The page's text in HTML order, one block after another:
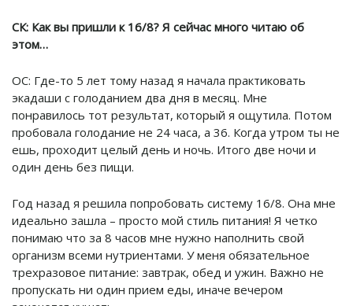
СК: Как вы пришли к 16/8? Я сейчас много читаю об
этом…
ОС: Где-то 5 лет тому назад я начала практиковать
экадаши с голоданием два дня в месяц. Мне
понравилось тот результат, который я ощутила. Потом
пробовала голодание не 24 часа, а 36. Когда утром ты не
ешь, проходит целый день и ночь. Итого две ночи и
один день без пищи.
Год назад я решила попробовать систему 16/8. Она мне
идеально зашла – просто мой стиль питания! Я четко
понимаю что за 8 часов мне нужно наполнить свой
организм всеми нутриентами. У меня обязательное
трехразовое питание: завтрак, обед и ужин. Важно не
пропускать ни один прием еды, иначе вечером